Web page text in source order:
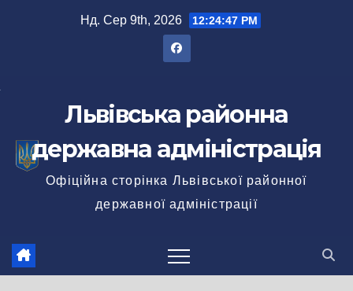
Нд. Сер 9th, 2026 12:24:48 PM
Львівська районна
державна адміністрація
Офіційна сторінка Львівської районної
державної адміністрації